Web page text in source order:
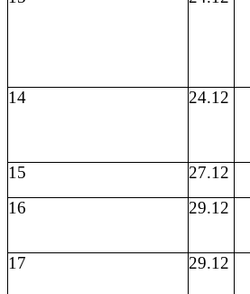
14
24.12
15
27.12
16
29.12
17
29.12